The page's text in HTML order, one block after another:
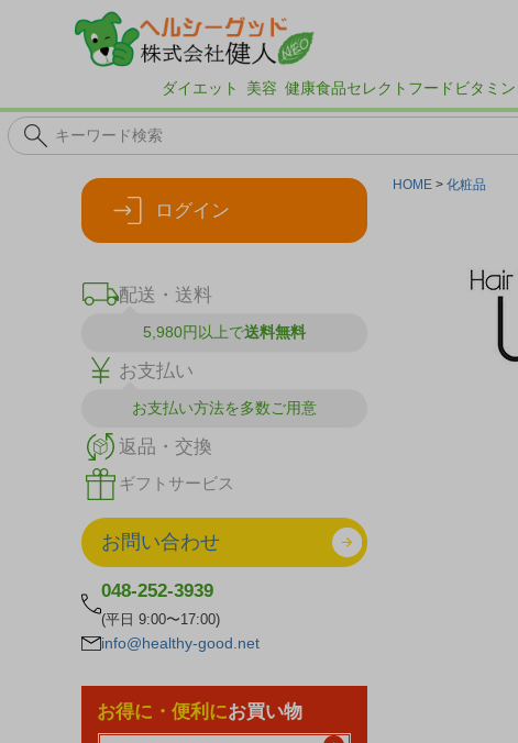
ダイエット 美容 健康食品セレクトフード ビタミ
ログイン
配送・送料
5,980円以上で送料無料
お支払い
お支払い方法を多数ご用意
返品・交換
ギフトサービス
お問い合わせ
048-252-3939
(平日 9:00〜17:00)
info@healthy-good.net
お得に・便利にお買い物
HOME 化粧品